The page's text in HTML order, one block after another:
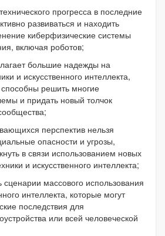
прогресса в последние
развиваться и находить
киберфизические системы
включая роботов;
большие надежды на
и искусственного интеллекта,
решить многие
и придать новый толчок
перспектив нельзя
опасности и угрозы,
в связи использованием новых
и искусственного интеллекта;
сценарии массового использования
интеллекта, которые могут
последствия для
или всей человеческой